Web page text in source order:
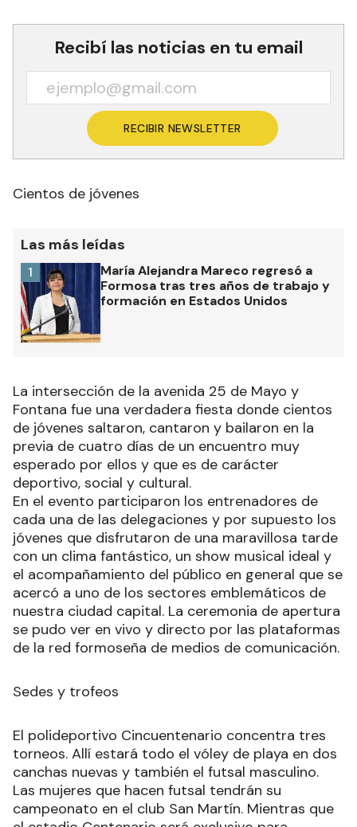
Recibí las noticias en tu email
RECIBIR NEWSLETTER
Cientos de jóvenes
Las más leídas
María Alejandra Mareco regresó a
Formosa tras tres años de trabajo y
formación en Estados Unidos
1
La intersección de la avenida 25 de Mayo y
Fontana fue una verdadera fiesta donde cientos
de jóvenes saltaron, cantaron y bailaron en la
previa de cuatro días de un encuentro muy
esperado por ellos y que es de carácter
deportivo, social y cultural.
En el evento participaron los entrenadores de
cada una de las delegaciones y por supuesto los
jóvenes que disfrutaron de una maravillosa tarde
con un clima fantástico, un show musical ideal y
el acompañamiento del público en general que se
acercó a uno de los sectores emblemáticos de
nuestra ciudad capital. La ceremonia de apertura
se pudo ver en vivo y directo por las plataformas
de la red formoseña de medios de comunicación.
Sedes y trofeos
El polideportivo Cincuentenario concentra tres
torneos. Allí estará todo el vóley de playa en dos
canchas nuevas y también el futsal masculino.
Las mujeres que hacen futsal tendrán su
campeonato en el club San Martín. Mientras que